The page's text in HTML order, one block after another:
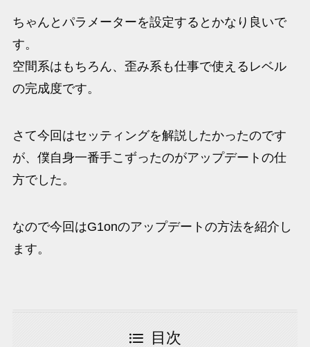
ちゃんとパラメーターを設定するとかなり良いで
す。
空間系はもちろん、歪み系も仕事で使えるレベル
の完成度です。
さて今回はセッティングを解説したかったのです
が、僕自身一番手こずったのがアップデートの仕
方でした。
なので今回はG1onのアップデートの方法を紹介し
ます。
目次